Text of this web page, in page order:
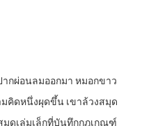
กผ่อนลมออกมา หมอกขาว
คิดหนึ่งผุดขึ้น เขาล้วงสมุด
มุดเล่มเล็กที่บันทึกกฎเกณฑ์